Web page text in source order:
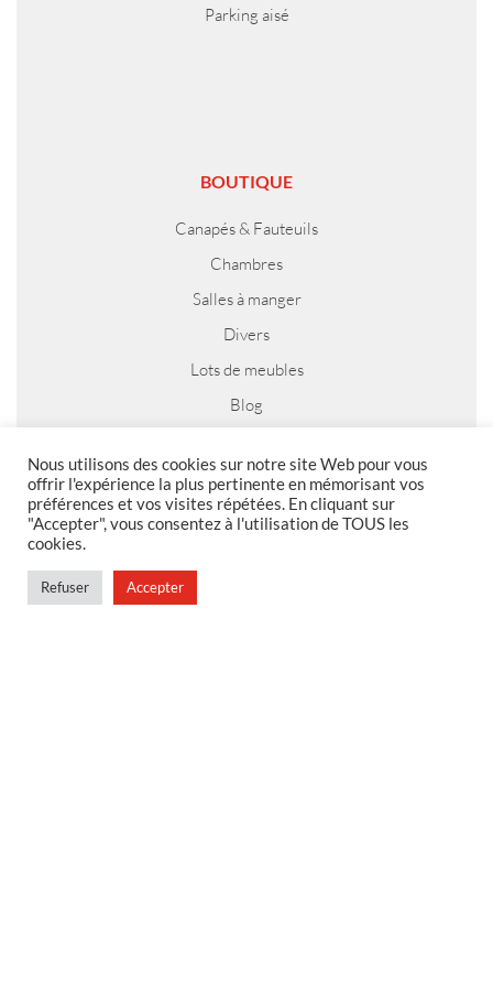
Parking aisé
BOUTIQUE
Canapés & Fauteuils
Chambres
Salles à manger
Divers
Lots de meubles
Blog
MENTIONS LEGALES
Politique de confidentialité
Conditions générales de vente
Nous utilisons des cookies sur notre site Web pour vous
offrir l'expérience la plus pertinente en mémorisant vos
préférences et vos visites répétées. En cliquant sur
"Accepter", vous consentez à l'utilisation de TOUS les
cookies.
Refuser Accepter